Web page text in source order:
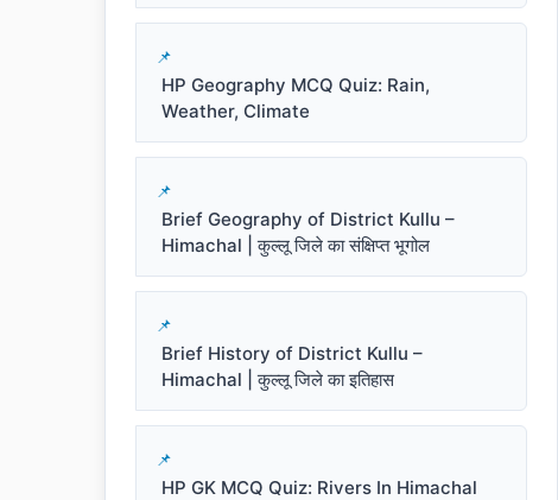
HP Geography MCQ Quiz: Rain,
Weather, Climate
Brief Geography of District Kullu –
Himachal | कुल्लू जिले का संक्षिप्त भूगोल
Brief History of District Kullu –
Himachal | कुल्लू जिले का इतिहास
HP GK MCQ Quiz: Rivers In Himachal